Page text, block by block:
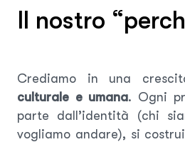
Il nostro “perch
Crediamo in una
culturale e umana. Ogni
parte dall’identità (chi
vogliamo andare), si